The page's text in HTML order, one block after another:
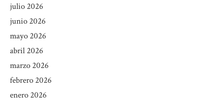
julio 2026
junio 2026
mayo 2026
abril 2026
marzo 2026
febrero 2026
enero 2026